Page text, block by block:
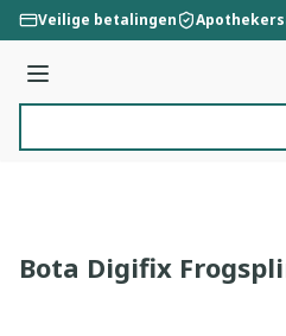
Ga naar de inhoud
Veilige betalingen
Menu
Bota Digifix